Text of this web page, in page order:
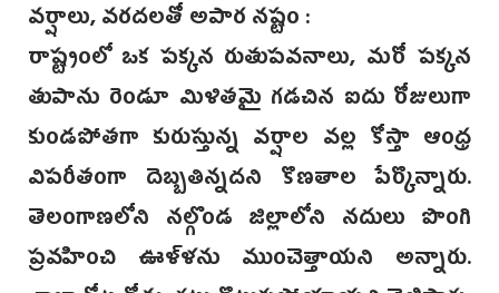
వర్షాలు, వరదలతో అపార నష్టం :
రాష్ట్రంలో ఒక పక్కన రుతుపవనాలు, మరో పక్కన
తుపాను రెండూ మిళితమై గడచిన ఐదు రోజులుగా
కుండపోతగా కురుస్తున్న వర్షాల వల్ల కోస్తా ఆంధ్ర
విపరీతంగా దెబ్బతిన్నదని కొణతాల పేర్కొన్నారు.
తెలంగాణలోని నల్గొండ జిల్లాలోని నదులు పొంగి
ప్రవహించి ఊళ్ళను ముంచెత్తాయని అన్నారు.